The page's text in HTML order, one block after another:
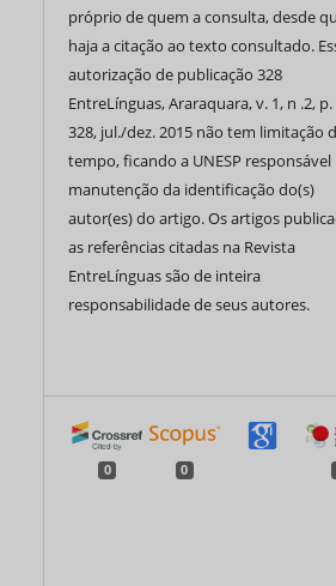
próprio de quem a consulta, desde
haja a citação ao texto consultado.
autorização de publicação 328
EntreLínguas, Araraquara, v. 1, n .2, p.
328, jul./dez. 2015 não tem limitação
tempo, ficando a UNESP responsável
manutenção da identificação do(s)
autor(es) do artigo. Os artigos
as referências citadas na Revista
EntreLínguas são de inteira
responsabilidade de seus autores.
0 0